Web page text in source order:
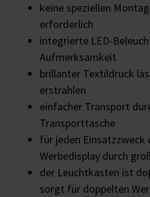
keine speziellen
erforderlich
integrierte LED-
Aufmerksamkeit
brillanter Textildruck
erstrahlen
einfacher Transport
Transporttasche
für jeden Einsatzzweck
Werbedisplay durch
der Leuchtkasten ist
sorgt für doppelten